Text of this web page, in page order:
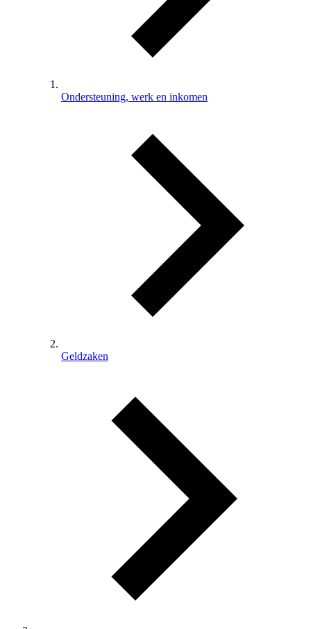
Ondersteuning, werk en inkomen
Geldzaken